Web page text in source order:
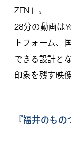
ZEN」。
28分の動画は
トフォーム、
できる設計と
印象を残す映
『福井のもの